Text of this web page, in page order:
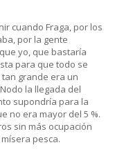
cuando Fraga, por los
por la gente
yo, que bastaría
para que todo se
grande era un
la llegada del
supondría para la
no era mayor del 5 %.
sin más ocupación
pesca.